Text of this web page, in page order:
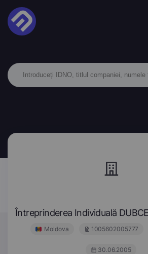
Întreprinderea Individuală
Moldova 1005602005777
30.06.2005